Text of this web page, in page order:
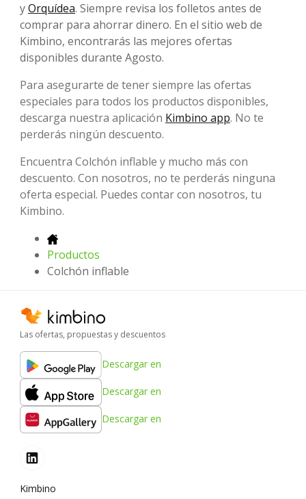
yOrquídea. Siempre revisa los folletos antes de
comprar para ahorrar dinero. En el sitio web de
Kimbino, encontrarás las mejores ofertas
disponibles durante Agosto.
Para asegurarte de tener siempre las ofertas
especiales para todos los productos disponibles,
descarga nuestra aplicación Kimbino app. No te
perderás ningún descuento.
Encuentra Colchón inflable y mucho más con
descuento. Con nosotros, no te perderás ninguna
oferta especial. Puedes contar con nosotros, tu
Kimbino.
Productos
Colchón inflable
Las ofertas, propuestas y descuentos
Descargar en
Descargar en
Descargar en
Kimbino